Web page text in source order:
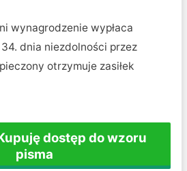
wynagrodzenie wypłaca
dnia niezdolności przez
otrzymuje zasiłek
dostęp do wzoru
pisma